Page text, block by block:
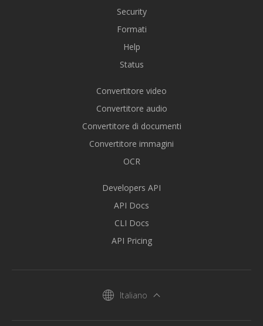
Security
Formati
Help
Status
Convertitore video
Convertitore audio
Convertitore di documenti
Convertitore immagini
OCR
Developers API
API Docs
CLI Docs
API Pricing
Italiano